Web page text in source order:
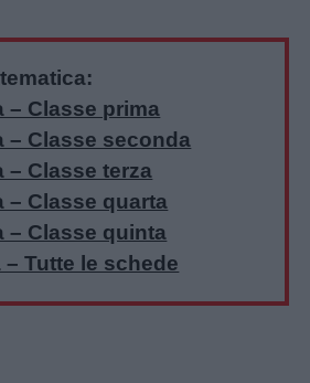
– Classe prima
– Classe seconda
– Classe terza
– Classe quarta
– Classe quinta
– Tutte le schede